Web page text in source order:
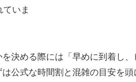
いま
決める際には「早めに到着し、
公式な時間割と混雑の目安を頭